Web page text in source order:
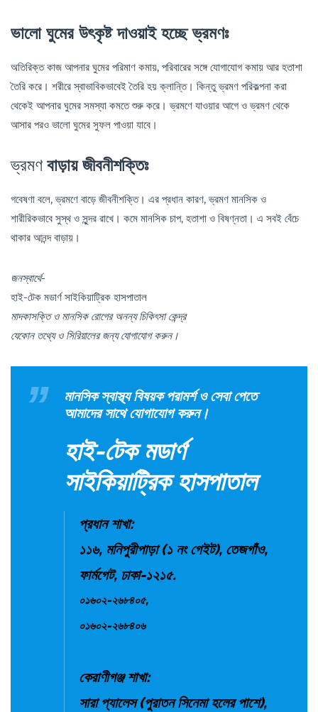
ভালো ঘুমের উৎকৃষ্ট দাওয়াই হচ্ছে ভ্রমণঃ
অতিরিক্ত কাজ আপনার ঘুমের পরিমাণ কমায়, পরিবারের সঙ্গে যোগাযোগ কমায় আর হতাশা
তৈরি করে। শরীরে স্বাভাবিকভাবেই তৈরি হয় ক্লান্তি। কিন্তু ভ্রমণ পরিকল্পনা করা
থেকেই আপনার ঘুমের সমস্যা কমতে শুরু করে। ভ্রমণে যাওয়ার আগে ও ভ্রমণ থেকে
আসার পরও ভালো ঘুমের সুফল পাওয়া যাবে।
ভ্রমণ বাড়ায় জীবনীশক্তিঃ
গবেষণা বলে, ভ্রমণে বাড়ে জীবনীশক্তি। এর প্রধান কারণ, ভ্রমণ মানসিক ও
শারীরিকভাবে সুস্থ ও সুন্দর রাখে। কমে মানসিক চাপ, হতাশা ও বিষণ্নতা। এ সবই বেঁচে
থাকার আনন্দ বাড়ায়।
জনস্বার্থে-
হাই-টেক মডার্ণ সাইকিয়াট্রিক হাসপাতাল
মাদকাসক্তি ও মানসিক রোগের অনন্য চিকিৎসা কেন্দ্র
যেকোন তথ্যে ও সিরিয়ালের জন্য যোগাযোগ করুন।
মানসিক স্বাস্থ্য বিষয়ক পরামর্শ ও সেবা পেতে
আমাদের সাথে যোগাযোগ করুন।
হাই-টেক মডার্ণ
সাইকিয়াট্রিক হাসপাতাল
প্রধান শাখা:
১১৬, মনিপুরীপাড়া (১ নং গেইট), তেজগাঁও,
ফার্মগেট, ঢাকা-১২১৫.
০১৬০২-২৬৮৪০৫,
০১৬০২-২৬৮৪০৬
কেরাণীগঞ্জ শাখা:
সারা প্যালেস (পুরাতন সিনেমা হলের পাশে),